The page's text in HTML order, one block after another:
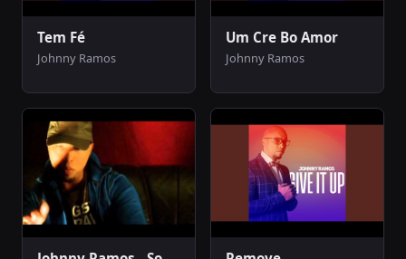
Tem Fé
Johnny Ramos
Um Cre Bo Amor
Johnny Ramos